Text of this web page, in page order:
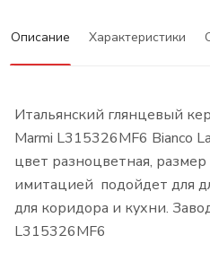
Описание Характеристики
Итальянский глянцевый
Marmi L315326MF6 Bianco
цвет разноцветная,
имитацией подойдет для
для коридора и кухни.
L315326MF6